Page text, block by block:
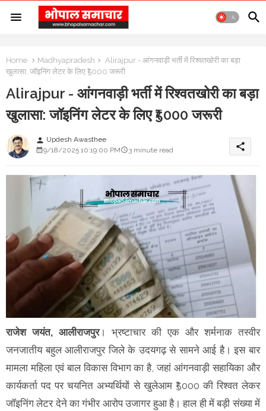
Home Madhyapradesh
Alirajpur - आंगनवाड़ी भर्ती में रिश्वतखोरी का बड़ा
खुलासा: जॉइनिंग लेटर के लिए ₹5000 जरूरी
Alirajpur - आंगनवाड़ी भर्ती में रिश्वतखोरी का बड़ा
खुलासा: जॉइनिंग लेटर के लिए ₹5000 जरूरी
person Updesh Awasthee
9/18/2025 10:19:00 PM
3 minute read share
राजेश जयंत, आलीराजपुर। भ्रष्टाचार की एक और शर्मनाक तस्वीर
जनजातीय बहुल आलीराजपुर जिले के उदयगढ़ से सामने आई है। इस बार
मामला महिला एवं बाल विकास विभाग का है, जहां आंगनवाड़ी सहायिका और
कार्यकर्ता पद पर चयनित अभ्यर्थियों से खुलेआम ₹5000 की रिश्वत लेकर
जॉइनिंग लेटर देने का गंभीर आरोप उजागर हुआ है। हाल ही में बड़ी संख्या में